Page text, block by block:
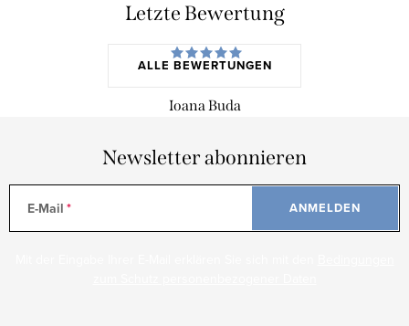
Letzte Bewertung
ALLE BEWERTUNGEN
Ioana Buda
Newsletter abonnieren
E-Mail ANMELDEN